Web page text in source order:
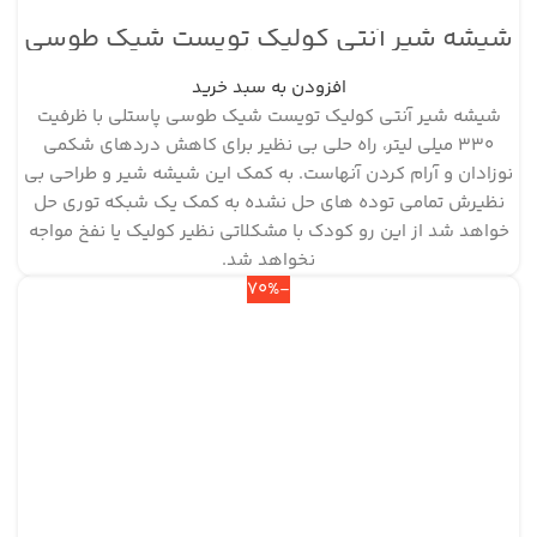
شیشه شیر آنتی کولیک تویست شیک طوسی
پاستل ظرفیت ۳۳۰ میلی لیتر
افزودن به سبد خرید
شیشه شیر آنتی کولیک تویست شیک طوسی پاستلی با ظرفیت
330 میلی لیتر، راه حلی بی نظیر برای کاهش دردهای شکمی
نوزادان و آرام کردن آنهاست. به کمک این شیشه شیر و طراحی بی
نظیرش تمامی توده های حل نشده به کمک یک شبکه توری حل
خواهد شد از این رو کودک با مشکلاتی نظیر کولیک یا نفخ مواجه
نخواهد شد.
-70%